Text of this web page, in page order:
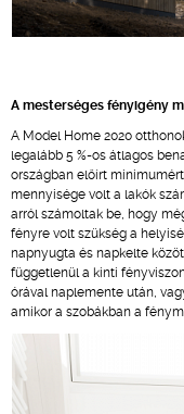
A mesterséges fényigény
A Model Home 2020
legalább 5 %-os átlagos
országban előírt
mennyisége volt a lakók
arról számoltak be, hogy
fényre volt szükség a
napnyugta és napkelte
függetlenül a kinti
órával naplemente után,
amikor a szobákban a